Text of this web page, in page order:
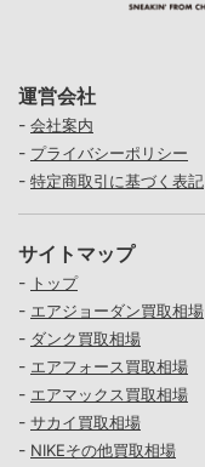
運営会社
- 会社案内
- プライバシーポリシー
- 特定商取引に基づく表記
サイトマップ
- トップ
- エアジョーダン買取相場
- ダンク買取相場
- エアフォース買取相場
- エアマックス買取相場
- サカイ買取相場
- NIKEその他買取相場